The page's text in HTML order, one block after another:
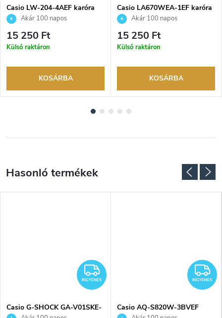
Casio LW-204-4AEF karóra
Akár 100 napos
visszaküldési lehetőség. Hivatalos
márkakereskedő.
15 250 Ft
Külső raktáron
KOSÁRBA
Casio LA670WEA-1EF karóra
Akár 100 napos
visszaküldési lehetőség. Hivatalos
márkakereskedő.
15 250 Ft
Külső raktáron
KOSÁRBA
INGYENES
INGYENES
Casio G-SHOCK GA-V01SKE-
INGYENES
Casio AQ-S820W-3BVEF